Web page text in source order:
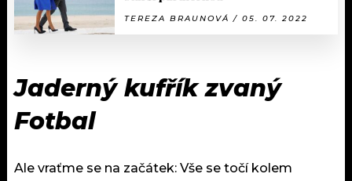
TEREZA BRAUNOVÁ / 05. 07. 2022
Jaderný kufřík zvaný
Fotbal
Ale vraťme se na začátek: Vše se točí kolem